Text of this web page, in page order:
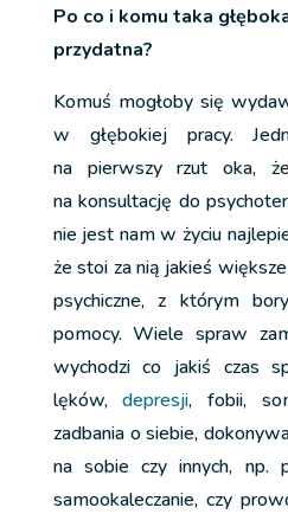
Po co i komu taka
przydatna?
Komuś mogłoby się
w głębokiej pracy.
na pierwszy rzut oka,
na konsultację do
nie jest nam w życiu
że stoi za nią jakieś
psychiczne, z którym
pomocy. Wiele spraw
wychodzi co jakiś czas
lęków,depresji, fobii,
zadbania o siebie,
na sobie czy innych, np.
samookaleczanie, czy